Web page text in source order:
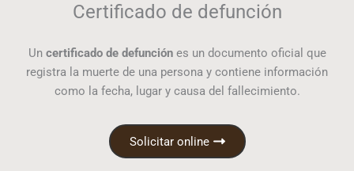
Certificado de defunción
Un certificado de defunciónes un documento oficial que
registra la muerte de una persona y contiene información
como la fecha, lugar y causa del fallecimiento.
Solicitar online